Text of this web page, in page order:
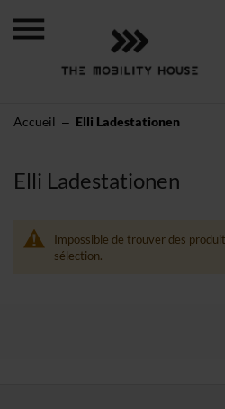
Accueil Elli Ladestationen
Elli Ladestationen
Impossible de trouver des
sélection.